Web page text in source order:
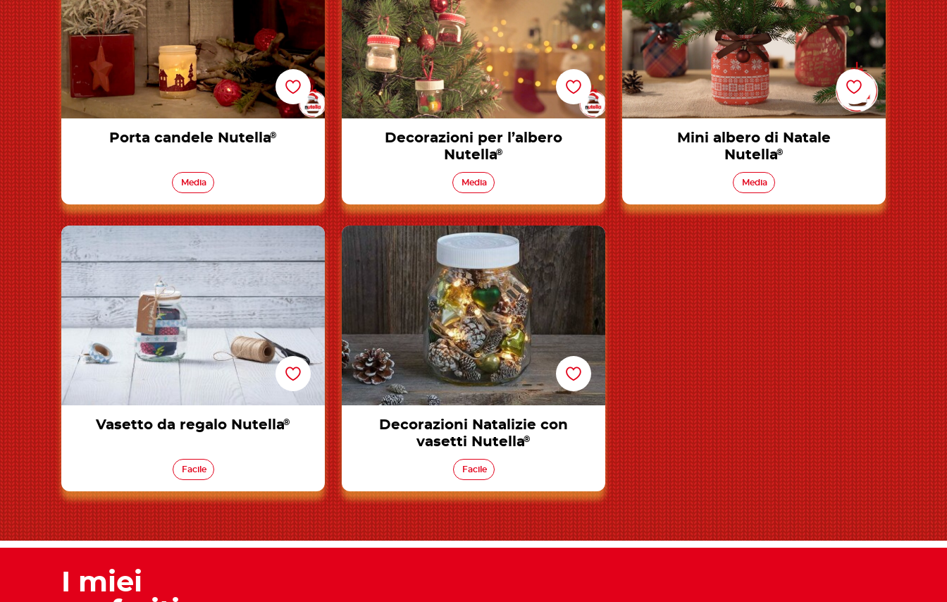
Porta candele Nutella®
Media
Decorazioni per l’albero
Nutella®
Media
Mini albero di Natale
Nutella®
Media
Vasetto da regalo Nutella®
Facile
Decorazioni Natalizie con vasetti Nutella®
Decorazioni Natalizie con
vasetti Nutella®
Facile
I miei